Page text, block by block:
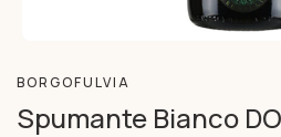
BORGOFULVIA
Spumante Bianco